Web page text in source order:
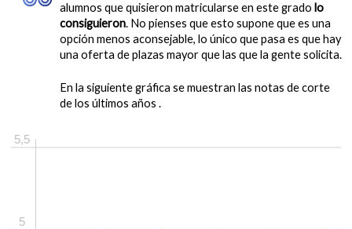
alumnos que quisieron matricularse en este grado lo
consiguieron. No pienses que esto supone que es una
opción menos aconsejable, lo único que pasa es que hay
una oferta de plazas mayor que las que la gente solicita.
En la siguiente gráfica se muestran las notas de corte
de los últimos años .
5,5
5